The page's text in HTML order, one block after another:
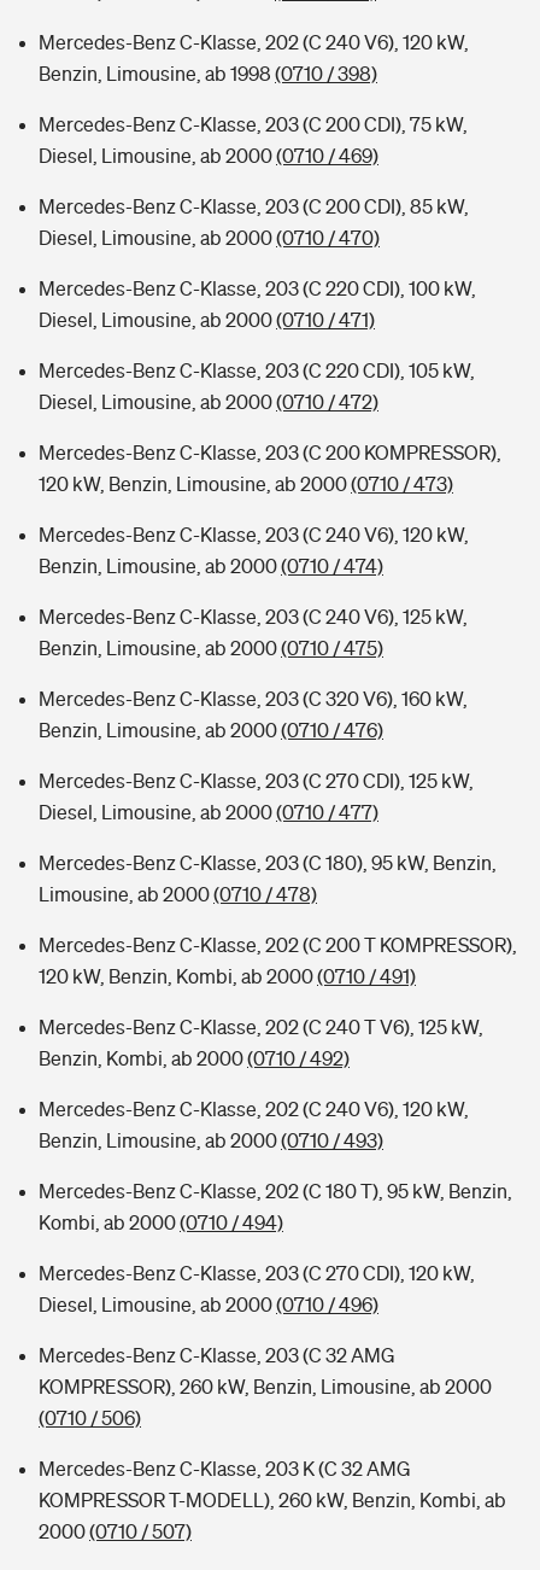
Mercedes-Benz C-Klasse, 202 (C 240 V6), 120 kW,
Benzin, Limousine, ab 1998 (0710 / 398)
Mercedes-Benz C-Klasse, 203 (C 200 CDI), 75 kW,
Diesel, Limousine, ab 2000(0710 / 469)
Mercedes-Benz C-Klasse, 203 (C 200 CDI), 85 kW,
Diesel, Limousine, ab 2000(0710 / 470)
Mercedes-Benz C-Klasse, 203 (C 220 CDI), 100 kW,
Diesel, Limousine, ab 2000(0710 / 471)
Mercedes-Benz C-Klasse, 203 (C 220 CDI), 105 kW,
Diesel, Limousine, ab 2000(0710 / 472)
Mercedes-Benz C-Klasse, 203 (C 200 KOMPRESSOR),
120 kW, Benzin, Limousine, ab 2000(0710 / 473)
Mercedes-Benz C-Klasse, 203 (C 240 V6), 120 kW,
Benzin, Limousine, ab 2000(0710 / 474)
Mercedes-Benz C-Klasse, 203 (C 240 V6), 125 kW,
Benzin, Limousine, ab 2000(0710 / 475)
Mercedes-Benz C-Klasse, 203 (C 320 V6), 160 kW,
Benzin, Limousine, ab 2000(0710 / 476)
Mercedes-Benz C-Klasse, 203 (C 270 CDI), 125 kW,
Diesel, Limousine, ab 2000(0710 / 477)
Mercedes-Benz C-Klasse, 203 (C 180), 95 kW, Benzin,
Limousine, ab 2000(0710 / 478)
Mercedes-Benz C-Klasse, 202 (C 200 T KOMPRESSOR),
120 kW, Benzin, Kombi, ab 2000(0710 / 491)
Mercedes-Benz C-Klasse, 202 (C 240 T V6), 125 kW,
Benzin, Kombi, ab 2000(0710 / 492)
Mercedes-Benz C-Klasse, 202 (C 240 V6), 120 kW,
Benzin, Limousine, ab 2000(0710 / 493)
Mercedes-Benz C-Klasse, 202 (C 180 T), 95 kW, Benzin,
Kombi, ab 2000(0710 / 494)
Mercedes-Benz C-Klasse, 203 (C 270 CDI), 120 kW,
Diesel, Limousine, ab 2000(0710 / 496)
Mercedes-Benz C-Klasse, 203 (C 32 AMG
KOMPRESSOR), 260 kW, Benzin, Limousine, ab 2000
(0710 / 506)
Mercedes-Benz C-Klasse, 203 K (C 32 AMG
KOMPRESSOR T-MODELL), 260 kW, Benzin, Kombi, ab
2000(0710 / 507)